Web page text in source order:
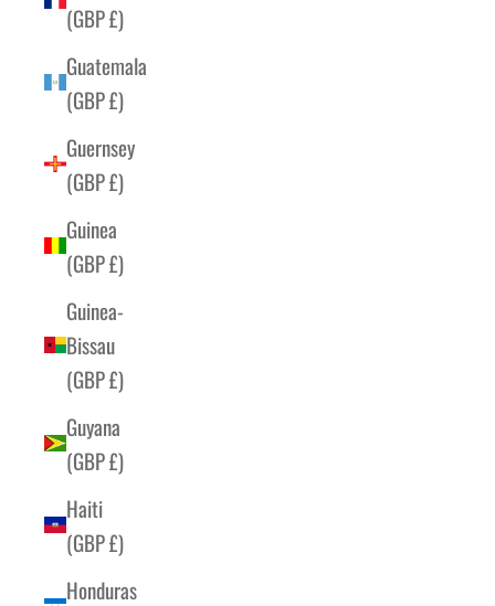
(GBP £)
Guatemala
(GBP £)
Guernsey
(GBP £)
Guinea
(GBP £)
Guinea-
Bissau
(GBP £)
Guyana
(GBP £)
Haiti
(GBP £)
Honduras